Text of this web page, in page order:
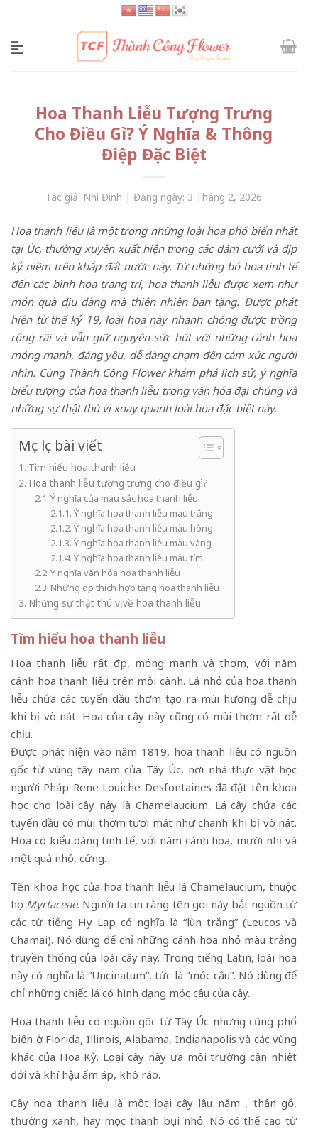
content
Hoa Thanh Liễu Tượng Trưng
Cho Điều Gì? Ý Nghĩa & Thông
Điệp Đặc Biệt
Tác giả: Nhi Đình | Đăng ngày: 3 Tháng 2, 2026
Hoa thanh liễu là một trong những loài hoa phổ biến nhất
tại Úc, thường xuyên xuất hiện trong các đám cưới và dịp
kỷ niệm trên khắp đất nước này. Từ những bó hoa tinh tế
đến các bình hoa trang trí, hoa thanh liễu được xem như
món quà dịu dàng mà thiên nhiên ban tặng. Được phát
hiện từ thế kỷ 19, loài hoa này nhanh chóng được trồng
rộng rãi và vẫn giữ nguyên sức hút với những cánh hoa
mỏng manh, đáng yêu, dễ dàng chạm đến cảm xúc người
nhìn. Cùng Thành Công Flower khám phá lịch sử, ý nghĩa
biểu tượng của hoa thanh liễu trong văn hóa đại chúng và
những sự thật thú vị xoay quanh loài hoa đặc biệt này.
Mục lục bài viết
Tìm hiểu hoa thanh liễu
Hoa thanh liễu tượng trưng cho điều gì?
Ý nghĩa của màu sắc hoa thanh liễu
Ý nghĩa hoa thanh liễu màu trắng
Ý nghĩa hoa thanh liễu màu hồng
Ý nghĩa hoa thanh liễu màu vàng
Ý nghĩa hoa thanh liễu màu tím
Ý nghĩa văn hóa hoa thanh liễu
Những dịp thích hợp tặng hoa thanh liễu
Những sự thật thú vị về hoa thanh liễu
Tìm hiểu hoa thanh liễu
Hoa thanh liễu rất đẹp, mỏng manh và thơm, với năm
cánh hoa thanh liễu trên mỗi cành. Lá nhỏ của hoa thanh
liễu chứa các tuyến dầu thơm tạo ra mùi hương dễ chịu
khi bị vò nát. Hoa của cây này cũng có mùi thơm rất dễ
chịu.
Được phát hiện vào năm 1819, hoa thanh liễu có nguồn
gốc từ vùng tây nam của Tây Úc, nơi nhà thực vật học
người Pháp Rene Louiche Desfontaines đã đặt tên khoa
học cho loài cây này là Chamelaucium. Lá cây chứa các
tuyến dầu có mùi thơm tươi mát như chanh khi bị vò nát.
Hoa có kiểu dáng tinh tế, với năm cánh hoa, mười nhị và
một quả nhỏ, cứng.
Tên khoa học của hoa thanh liễu là Chamelaucium, thuộc
họ Myrtaceae. Người ta tin rằng tên gọi này bắt nguồn từ
các từ tiếng Hy Lạp có nghĩa là “lùn trắng” (Leucos và
Chamai). Nó dùng để chỉ những cánh hoa nhỏ màu trắng
truyền thống của loài cây này. Trong tiếng Latin, loài hoa
này có nghĩa là “Uncinatum”, tức là “móc câu”. Nó dùng để
chỉ những chiếc lá có hình dạng móc câu của cây.
Hoa thanh liễu có nguồn gốc từ Tây Úc nhưng cũng phổ
biến ở Florida, Illinois, Alabama, Indianapolis và các vùng
khác của Hoa Kỳ. Loại cây này ưa môi trường cận nhiệt
đới và khí hậu ấm áp, khô ráo.
Cây hoa thanh liễu là một loại cây lâu năm , thân gỗ,
thường xanh, hay mọc thành bụi nhỏ. Nó có thể cao từ